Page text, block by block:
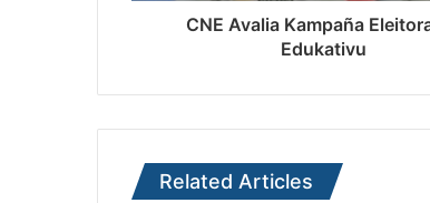
CNE Avalia Kampaña
Edukativu
Related Articles